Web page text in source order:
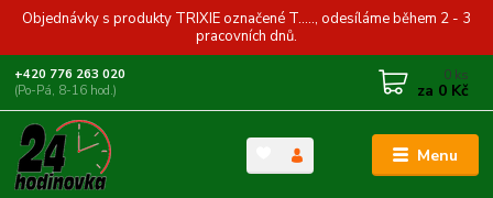
Objednávky s produkty TRIXIE označené T....., odesíláme během 2 - 3
pracovních dnů.
Menu
+420 776 263 020
(Po-Pá, 8-16 hod.)
0 ks
za 0 Kč